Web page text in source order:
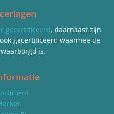
gecertificeerd, daarnaast zijn
gecertificeerd waarmee de
is.